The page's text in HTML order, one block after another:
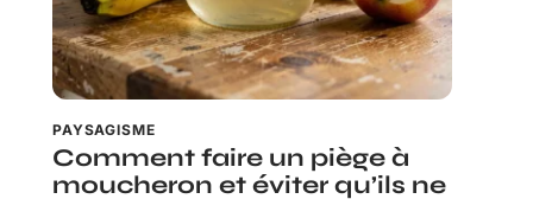
PAYSAGISME
Comment faire un piège à
moucheron et éviter qu’ils ne